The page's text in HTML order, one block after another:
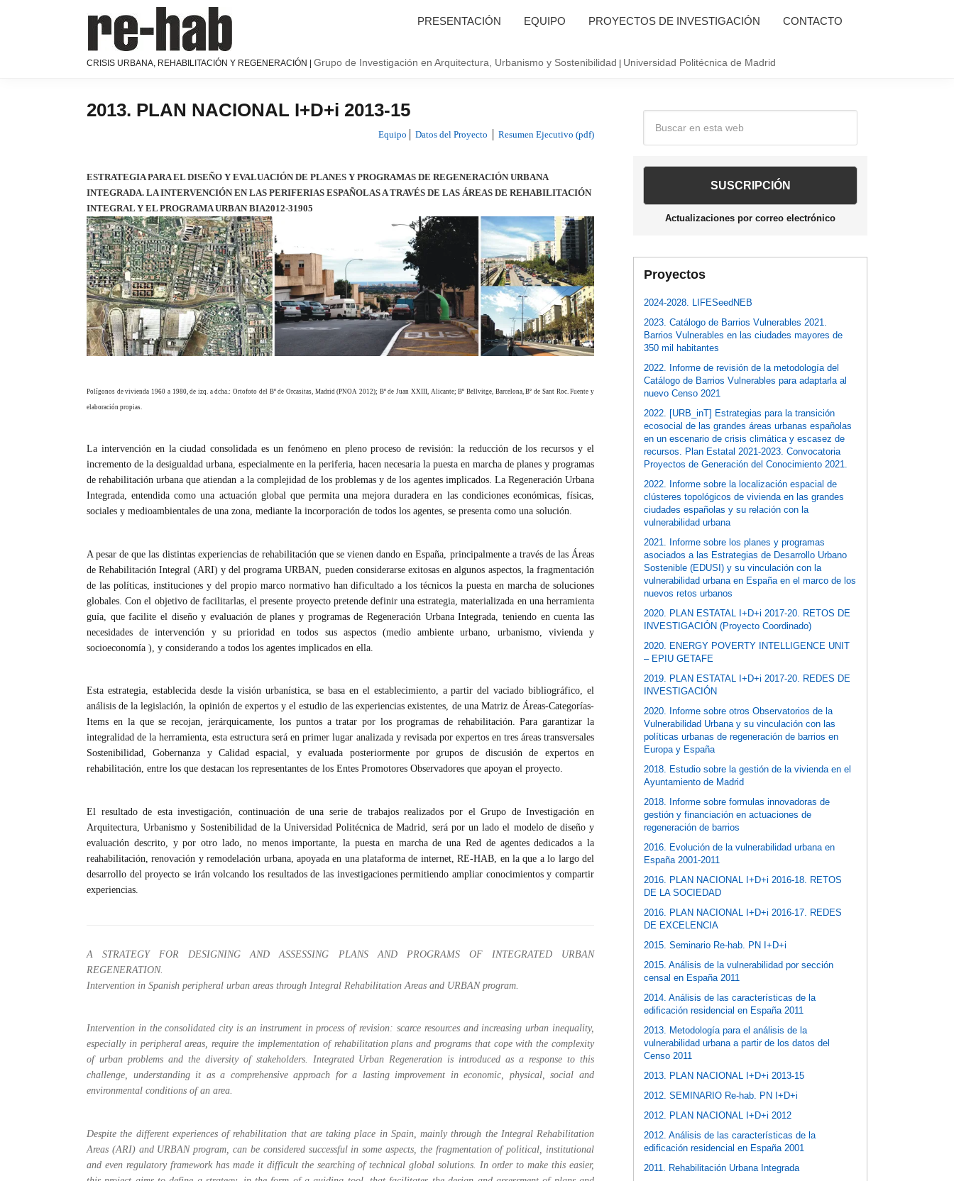
RE-
Crisis
urbana,
Página
y
de
nuestras
ciudades
a
los
nuevos
retos
urbanos
del Grupo
de
Investigación
en
Urbanismo
y
de
la
Universidad
Politécnica
de
CRISIS URBANA, REHABILITACIÓN Y REGENERACIÓN | Grupo de Investigación en Arquitectura, Urbanismo y Sostenibilidad Universidad Politécnica de Madrid
PRESENTACIÓN EQUIPO PROYECTOS DE INVESTIGACIÓN CONTACTO
2013. PLAN NACIONAL I+D+i 2013-15
Equipo Datos del Proyecto Resumen Ejecutivo (pdf)
ESTRATEGIA PARA EL DISEÑO Y EVALUACIÓN DE PLANES Y PROGRAMAS DE REGENERACIÓN URBANA
INTEGRADA. LA INTERVENCIÓN EN LAS PERIFERIAS ESPAÑOLAS A TRAVÉS DE LAS ÁREAS DE REHABILITACIÓN
INTEGRAL Y EL PROGRAMA URBAN BIA2012-31905
Polígonos de vivienda 1960 a 1980, de izq. a dcha.: Ortofoto del Bº de Orcasitas, Madrid (PNOA 2012); Bº de Juan XXIII, Alicante; Bº Bellvitge, Barcelona, Bº de Sant Roc. Fuente y
elaboración propias.
La intervención en la ciudad consolidada es un fenómeno en pleno proceso de revisión: la reducción de los recursos y el
incremento de la desigualdad urbana, especialmente en la periferia, hacen necesaria la puesta en marcha de planes y programas
de rehabilitación urbana que atiendan a la complejidad de los problemas y de los agentes implicados. La Regeneración Urbana
Integrada, entendida como una actuación global que permita una mejora duradera en las condiciones económicas, físicas,
sociales y medioambientales de una zona, mediante la incorporación de todos los agentes, se presenta como una solución.
A pesar de que las distintas experiencias de rehabilitación que se vienen dando en España, principalmente a través de las Áreas
de Rehabilitación Integral (ARI) y del programa URBAN, pueden considerarse exitosas en algunos aspectos, la fragmentación
de las políticas, instituciones y del propio marco normativo han dificultado a los técnicos la puesta en marcha de soluciones
globales. Con el objetivo de facilitarlas, el presente proyecto pretende definir una estrategia, materializada en una herramienta
guía, que facilite el diseño y evaluación de planes y programas de Regeneración Urbana Integrada, teniendo en cuenta las
necesidades de intervención y su prioridad en todos sus aspectos (medio ambiente urbano, urbanismo, vivienda y
socioeconomía ), y considerando a todos los agentes implicados en ella.
Esta estrategia, establecida desde la visión urbanística, se basa en el establecimiento, a partir del vaciado bibliográfico, el
análisis de la legislación, la opinión de expertos y el estudio de las experiencias existentes, de una Matriz de Áreas-Categorías-
Items en la que se recojan, jerárquicamente, los puntos a tratar por los programas de rehabilitación. Para garantizar la
integralidad de la herramienta, esta estructura será en primer lugar analizada y revisada por expertos en tres áreas transversales
Sostenibilidad, Gobernanza y Calidad espacial, y evaluada posteriormente por grupos de discusión de expertos en
rehabilitación, entre los que destacan los representantes de los Entes Promotores Observadores que apoyan el proyecto.
El resultado de esta investigación, continuación de una serie de trabajos realizados por el Grupo de Investigación en
Arquitectura, Urbanismo y Sostenibilidad de la Universidad Politécnica de Madrid, será por un lado el modelo de diseño y
evaluación descrito, y por otro lado, no menos importante, la puesta en marcha de una Red de agentes dedicados a la
reahabilitación, renovación y remodelación urbana, apoyada en una plataforma de internet, RE-HAB, en la que a lo largo del
desarrollo del proyecto se irán volcando los resultados de las investigaciones permitiendo ampliar conocimientos y compartir
experiencias.
A STRATEGY FOR DESIGNING AND ASSESSING PLANS AND PROGRAMS OF INTEGRATED URBAN
REGENERATION.
Intervention in Spanish peripheral urban areas through Integral Rehabilitation Areas and URBAN program.
Intervention in the consolidated city is an instrument in process of revision: scarce resources and increasing urban inequality,
especially in peripheral areas, require the implementation of rehabilitation plans and programs that cope with the complexity
of urban problems and the diversity of stakeholders. Integrated Urban Regeneration is introduced as a response to this
challenge, understanding it as a comprehensive approach for a lasting improvement in economic, physical, social and
environmental conditions of an area.
Despite the different experiences of rehabilitation that are taking place in Spain, mainly through the Integral Rehabilitation
Areas (ARI) and URBAN program, can be considered successful in some aspects, the fragmentation of political, institutional
and even regulatory framework has made it difficult the searching of technical global solutions. In order to make this easier,
Barra
lateral
principal
Actualizaciones por correo electrónico
Proyectos
2024-2028. LIFESeedNEB
2023. Catálogo de Barrios Vulnerables 2021.
Barrios Vulnerables en las ciudades mayores de
350 mil habitantes
2022. Informe de revisión de la metodología del
Catálogo de Barrios Vulnerables para adaptarla al
nuevo Censo 2021
2022. [URB_inT] Estrategias para la transición
ecosocial de las grandes áreas urbanas españolas
en un escenario de crisis climática y escasez de
recursos. Plan Estatal 2021-2023. Convocatoria
Proyectos de Generación del Conocimiento 2021.
2022. Informe sobre la localización espacial de
clústeres topológicos de vivienda en las grandes
ciudades españolas y su relación con la
vulnerabilidad urbana
2021. Informe sobre los planes y programas
asociados a las Estrategias de Desarrollo Urbano
Sostenible (EDUSI) y su vinculación con la
vulnerabilidad urbana en España en el marco de los
nuevos retos urbanos
2020. PLAN ESTATAL I+D+i 2017-20. RETOS DE
INVESTIGACIÓN (Proyecto Coordinado)
2020. ENERGY POVERTY INTELLIGENCE UNIT
– EPIU GETAFE
2019. PLAN ESTATAL I+D+i 2017-20. REDES DE
INVESTIGACIÓN
2020. Informe sobre otros Observatorios de la
Vulnerabilidad Urbana y su vinculación con las
políticas urbanas de regeneración de barrios en
Europa y España
2018. Estudio sobre la gestión de la vivienda en el
Ayuntamiento de Madrid
2018. Informe sobre formulas innovadoras de
gestión y financiación en actuaciones de
regeneración de barrios
2016. Evolución de la vulnerabilidad urbana en
España 2001-2011
2016. PLAN NACIONAL I+D+i 2016-18. RETOS
DE LA SOCIEDAD
2016. PLAN NACIONAL I+D+i 2016-17. REDES
DE EXCELENCIA
2015. Seminario Re-hab. PN I+D+i
2015. Análisis de la vulnerabilidad por sección
censal en España 2011
2014. Análisis de las características de la
edificación residencial en España 2011
2013. Metodología para el análisis de la
vulnerabilidad urbana a partir de los datos del
Censo 2011
2013. PLAN NACIONAL I+D+i 2013-15
2012. SEMINARIO Re-hab. PN I+D+i
2012. PLAN NACIONAL I+D+i 2012
2012. Análisis de las características de la
edificación residencial en España 2001
2011. Rehabilitación Urbana Integrada